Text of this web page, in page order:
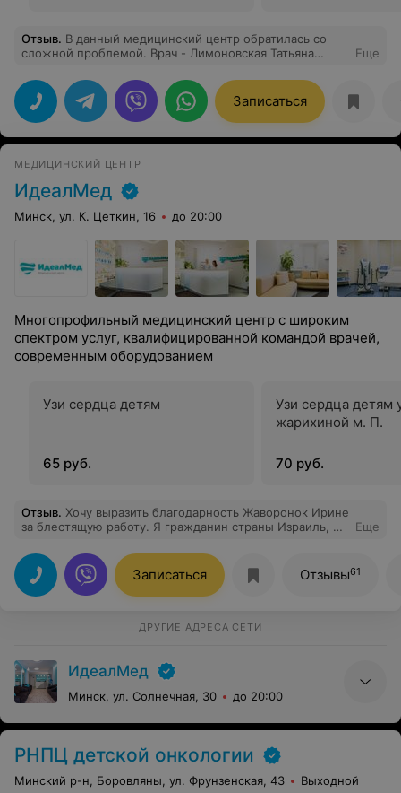
Отзыв. В данный медицинский центр обратилась со
сложной проблемой. Врач - Лимоновская Татьяна
прекрасно провели удаление проблемной коронки,
почистили и зашили десну. В следующий раз буду
обращаться только к этому доктору,
профессиональному и чуткому.
Еще
Записаться
МЕДИЦИНСКИЙ ЦЕНТР
ИдеалМед
Минск, ул. К. Цеткин, 16 до 20:00
Многопрофильный медицинский центр с широким
спектром услуг, квалифицированной командой врачей,
современным оборудованием
Узи сердца детям
65 руб.
Узи сердца детям
жарихиной м. П.
70 руб.
Отзыв. Хочу выразить благодарность Жаворонок Ирине
за блестящую работу. Я гражданин страны Израиль, на
их с помощью ботокса ( по рекомендации в лучших
клиниках Израиля и без результата ! ). Моя сотрудница
зная что я в последний год живу и работаю на
удаленке в Минске посоветовала обратится из личного
Ботокс+филлер.Спасибо
Еще
Записаться Отзывы61
ДРУГИЕ АДРЕСА СЕТИ
ИдеалМед
Минск, ул. Солнечная, 30 до 20:00
РНПЦ детской онкологии
Минский р-н, Боровляны, ул. Фрунзенская, 43 Выходной